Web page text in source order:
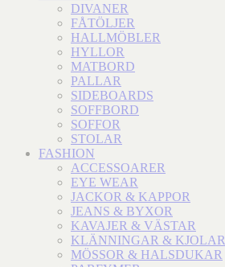
DIVANER
FÅTÖLJER
HALLMÖBLER
HYLLOR
MATBORD
PALLAR
SIDEBOARDS
SOFFBORD
SOFFOR
STOLAR
FASHION
ACCESSOARER
EYE WEAR
JACKOR & KAPPOR
JEANS & BYXOR
KAVAJER & VÄSTAR
KLÄNNINGAR & KJOLAR
MÖSSOR & HALSDUKAR